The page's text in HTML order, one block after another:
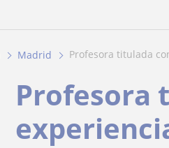
Madrid profesora titulada
Profesora